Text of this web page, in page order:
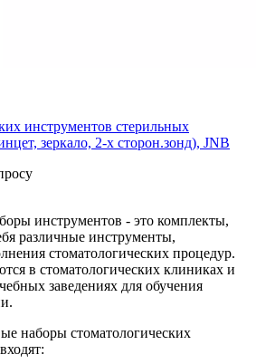
инструментов стерильных
зеркало, 2-х сторон.зонд), JNB
инструментов - это комплекты,
различные инструменты,
стоматологических процедур.
в стоматологических клиниках и
заведениях для обучения
наборы стоматологических